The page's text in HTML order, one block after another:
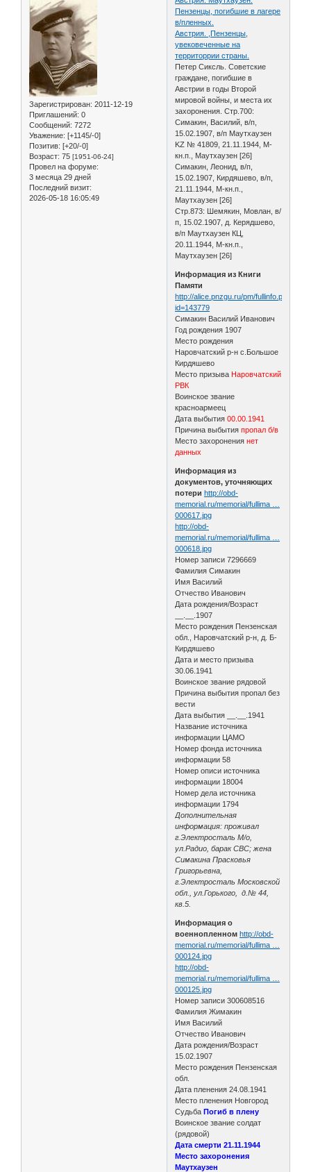
Зарегистрирован: 2011-12-19
Приглашений: 0
Сообщений: 7272
Уважение: [+1145/-0]
Позитив: [+20/-0]
Возраст: 75 [1951-06-24]
Провел на форуме:
3 месяца 29 дней
Последний визит:
2026-05-18 16:05:49
Пензенцы, погибшие в лагере
в/пленных.
Австрия. ,Пензенцы,
увековеченные на
территоррии страны.
Петер Сиксль. Советские
граждане, погибшие в
Австрии в годы Второй
мировой войны, и места их
захоронения. Стр.700:
Симакин, Василий, в/п,
15.02.1907, в/п Маутхаузен
KZ № 41809, 21.11.1944, М-
кн.п., Маутхаузен [26]
Симакин, Леонид, в/п,
15.02.1907, Кирдяшево, в/п,
21.11.1944, М-кн.п.,
Маутхаузен [26]
Стр.873: Шемякин, Мовлан, в/
п, 15.02.1907, д. Керядшево,
в/п Маутхаузен КЦ,
20.11.1944, М-кн.п.,
Маутхаузен [26]
Информация из Книги
Памяти
http://alice.pnzgu.ru/pm/fullinfo.php?
id=143779
Симакин Василий Иванович
Год рождения 1907
Место рождения
Наровчатский р-н с.Большое
Кирдяшево
Место призыва Наровчатский
РВК
Воинское звание
красноармеец
Дата выбытия00.00.1941
Причина выбытияпропал б/в
Место захоронениянет
данных
Информация из
документов, уточняющих
потери http://obd-
memorial.ru/memorial/fullima …
000617.jpg
http://obd-
memorial.ru/memorial/fullima …
000618.jpg
Номер записи 7296669
Фамилия Симакин
Имя Василий
Отчество Иванович
Дата рождения/Возраст
__.__.1907
Место рождения Пензенская
обл., Наровчатский р-н, д. Б-
Кирдяшево
Дата и место призыва
30.06.1941
Воинское звание рядовой
Причина выбытия пропал без
вести
Дата выбытия __.__.1941
Название источника
информации ЦАМО
Номер фонда источника
информации 58
Номер описи источника
информации 18004
Номер дела источника
информации 1794
Дополнительная
информация: проживал
г.Электросталь М/о,
ул.Радио, барак СВС; жена
Симакина Прасковья
Григорьевна,
г.Электросталь Московской
обл., ул.Горького, д.№ 44,
кв.5.
Информация о
военнопленном http://obd-
memorial.ru/memorial/fullima …
000124.jpg
http://obd-
memorial.ru/memorial/fullima …
000125.jpg
Номер записи 300608516
Фамилия Жимакин
Имя Василий
Отчество Иванович
Дата рождения/Возраст
15.02.1907
Место рождения Пензенская
обл.
Дата пленения 24.08.1941
Место пленения Новгород
СудьбаПогиб в плену
Воинское звание солдат
(рядовой)
Дата смерти 21.11.1944
Место захоронения
Маутхаузен